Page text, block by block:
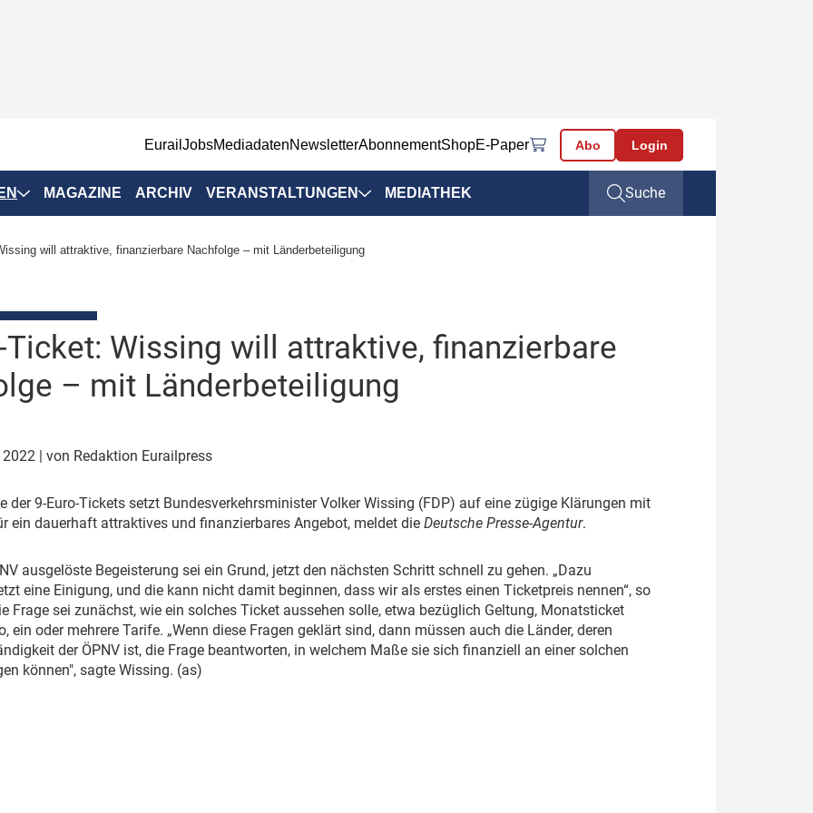
EurailJobsMediadatenNewsletterAbonnementShopE-Paper Abo Login
Positionen
& Märkte
& Ausrüstung
MAGAZINE ARCHIV VERANSTALTUNGEN
Veranstaltungen
IRSA 2025
Branchentermine
Eurailpress Career Boost
MEDIATHEK Suche
will attraktive, finanzierbare Nachfolge – mit Länderbeteiligung
Ticket: Wissing will attraktive, finanzierbare
– mit Länderbeteiligung
2022 | von Redaktion Eurailpress
der 9-Euro-Tickets setzt Bundesverkehrsminister Volker Wissing (FDP) auf eine zügige Klärungen mit
ein dauerhaft attraktives und finanzierbares Angebot, meldet die Deutsche Presse-Agentur.
ausgelöste Begeisterung sei ein Grund, jetzt den nächsten Schritt schnell zu gehen. „Dazu
eine Einigung, und die kann nicht damit beginnen, dass wir als erstes einen Ticketpreis nennen“, so
Frage sei zunächst, wie ein solches Ticket aussehen solle, etwa bezüglich Geltung, Monatsticket
ein oder mehrere Tarife. „Wenn diese Fragen geklärt sind, dann müssen auch die Länder, deren
der ÖPNV ist, die Frage beantworten, in welchem Maße sie sich finanziell an einer solchen
können", sagte Wissing. (as)